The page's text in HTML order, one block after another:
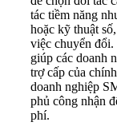
tác tiềm năng
hoặc kỹ thuật
việc chuyển đổi.
giúp các doanh
trợ cấp của
doanh nghiệp
phủ công nhận
phí.